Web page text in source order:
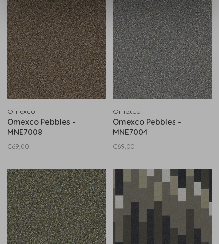
Omexco
Omexco Pebbles -
MNE7008
€69,00
Omexco
Omexco Pebbles -
MNE7004
€69,00